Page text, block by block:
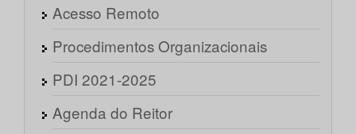
Acesso Remoto
Procedimentos Organizacionais
PDI 2021-2025
Agenda do Reitor